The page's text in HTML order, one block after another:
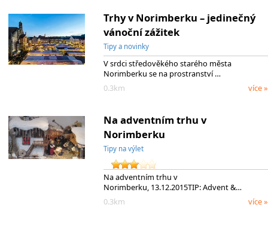
Trhy v Norimberku – jedinečný
vánoční zážitek
Tipy a novinky
V srdci středověkého starého města
Norimberku se na prostranství …
0.3km
více »
Na adventním trhu v
Norimberku
Tipy na výlet
Na adventním trhu v
Norimberku, 13.12.2015TIP: Advent &…
0.3km
více »